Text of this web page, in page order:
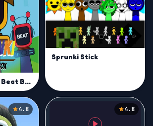
Sprunki Retake Beat Box
Sprunki Stick
4.8 4.8